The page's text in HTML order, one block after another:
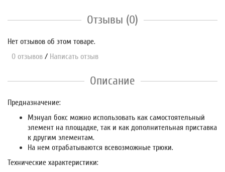
Отзывы (0)
Нет отзывов об этом товаре.
0 отзывов / Написать отзыв
Описание
Предназначение:
Мэнуал бокс можно использовать как самостоятельный
элемент на площадке, так и как дополнительная приставка
к другим элементам.
На нем отрабатываются всевозможные трюки.
Технические характеристики: